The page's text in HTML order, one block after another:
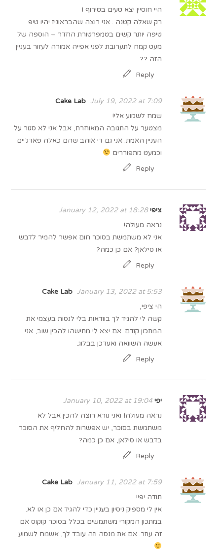
היי חוסיין יצא טעים בטירוף !
רק שאלה קטנה : אני רוצה שהבראוניז יהיו טיפ
טיפה יותר קשים בטמפרטורת החדר – הוספה של
מעט קמח לתערובת לפני אפייה אמורה לעזור בעניין
הזה ??
Reply
Cake Lab July 19, 2022 at 7:09
שמח לשמוע אלי!
מצטער על התגובה המאוחרת, אבל אני לא סגור על
העניין האמת. אני גם די אוהב שהם כאלה פאדג’יים
וכמעט מתפוררים
Reply
ציפי January 12, 2022 at 18:28
נראה מעולה!
אני לא משתמשת בסוכר חום אפשר להמיר לדבש
או סילאן? אם כן כמה?
Reply
Cake Lab January 13, 2022 at 5:53
הי ציפי,
קשה לי להגיד לך בוודאות בלי לנסות בעצמי את
המתכון קודם. אם יצא לי מתישהו להכין שוב, אני
אעשה השוואה ואעדכן בבלוג.
Reply
יפי January 10, 2022 at 19:04
נראה מעולה! ואני נורא רוצה להכין אבל לא
משתמשת בסוכר, יש אפשרות להחליף את הסוכר
בדבש או סילאן, אם כן כמה?
Reply
Cake Lab January 11, 2022 at 7:59
תודה יפי!
אין לי מספיק ניסיון בעניין כדי להגיד אם כן או לא.
במתכון המקורי משתמשים בכלל בסוכר קוקוס אם
זה עוזר. אם את מנסה וזה עובד לך, אשמח לשמוע